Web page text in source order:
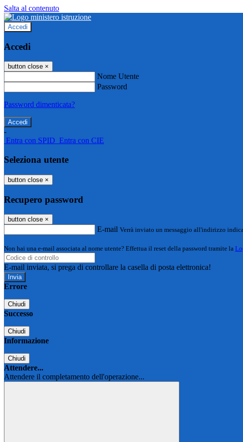
Salta al contenuto
Accedi
Accedi
button close ×
Nome Utente
Password
Password dimenticata?
-
Entra con SPID Entra con CIE
Seleziona utente
button close ×
Recupero password
button close ×
E-mail Verrà inviato un messaggio all'indirizzo
Non hai una e-mail associata al nome utente? Effettua il reset della password tramite la
E-mail inviata, si prega di controllare la casella di posta elettronica!
Errore
Chiudi
Successo
Chiudi
Informazione
Chiudi
Attendere...
Attendere il completamento dell'operazione...